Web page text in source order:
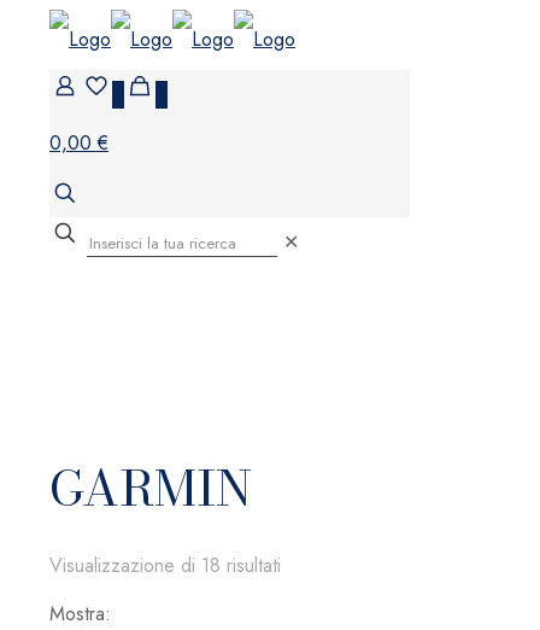
0,00 €
✕
GARMIN
Visualizzazione di 18 risultati
Mostra: